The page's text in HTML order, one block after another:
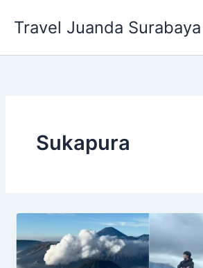
Travel Juanda Surabaya
Sukapura